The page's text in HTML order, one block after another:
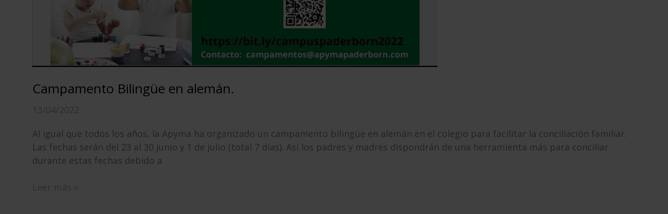
Campamento Bilingüe en alemán.
13/04/2022
Al igual que todos los años, la Apyma ha organizado un campamento bilingüe en alemán en el colegio para facilitar la conciliación familiar.
Las fechas serán del 23 al 30 junio y 1 de julio (total 7 días). Así los padres y madres dispondrán de una herramienta más para conciliar
durante estas fechas debido a
Campamento
Leer más »